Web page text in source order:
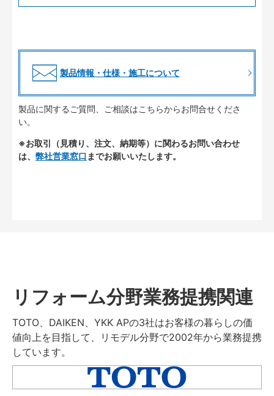
製品情報・仕様・施工について
製品に関するご質問、ご相談はこちらからお問合せくださ
い。
※お取引（見積り、注文、納期等）に関わるお問い合わせ
は、 弊社営業窓口 までお願いいたします。
リフォーム分野業務提携関連
TOTO、DAIKEN、YKK APの3社はお客様の暮らしの価
値向上を目指して、リモデル分野で2002年から業務提携
しています。